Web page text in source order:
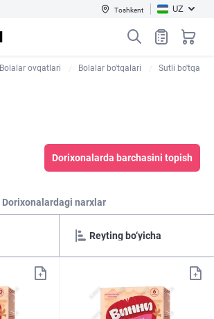
Toshkent UZ
Bolalar ovqatlari Bolalar bo'tqalari Sutli bo'tqa
Dorixonalarda barchasini topish
Dorixonalardagi narxlar